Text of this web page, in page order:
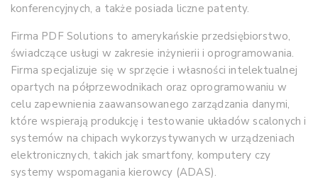
konferencyjnych, a także posiada liczne patenty.
Firma PDF Solutions to amerykańskie przedsiębiorstwo,
świadczące usługi w zakresie inżynierii i oprogramowania.
Firma specjalizuje się w sprzęcie i własności intelektualnej
opartych na półprzewodnikach oraz oprogramowaniu w
celu zapewnienia zaawansowanego zarządzania danymi,
które wspierają produkcję i testowanie układów scalonych i
systemów na chipach wykorzystywanych w urządzeniach
elektronicznych, takich jak smartfony, komputery czy
systemy wspomagania kierowcy (ADAS).